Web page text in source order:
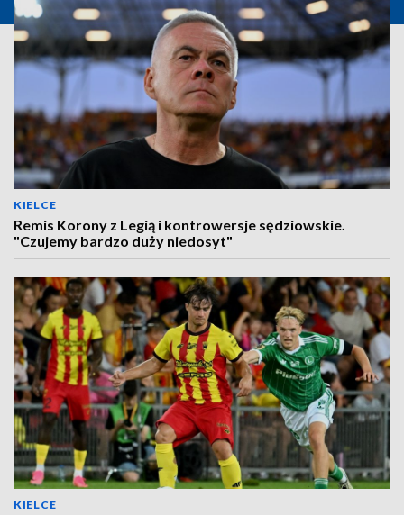
KIELCE
Remis Korony z Legią i kontrowersje sędziowskie.
"Czujemy bardzo duży niedosyt"
KIELCE